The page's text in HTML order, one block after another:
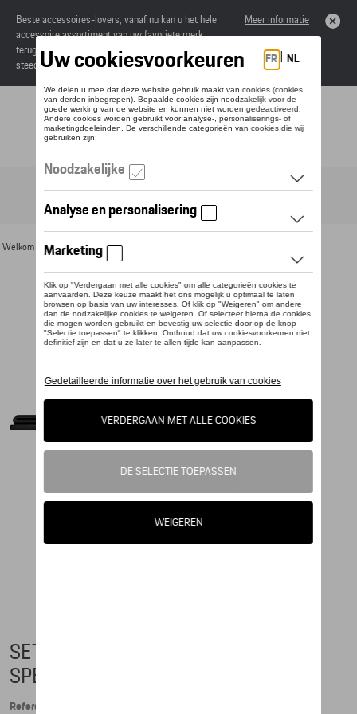
Beste accessoires-lovers, vanaf nu kan u het hele
accessoire assortiment van uw favoriete merk
terugvinden in de online catalogus. Deze kunnen
steeds besteld worden via uw dealer.
Meer informatie
Toggle navigation
Welkom >Voor u >Divers >
SET VAN 2 MAGNETEN, 911 +
SPEEDSTER
Referentie: WAP0502090P911